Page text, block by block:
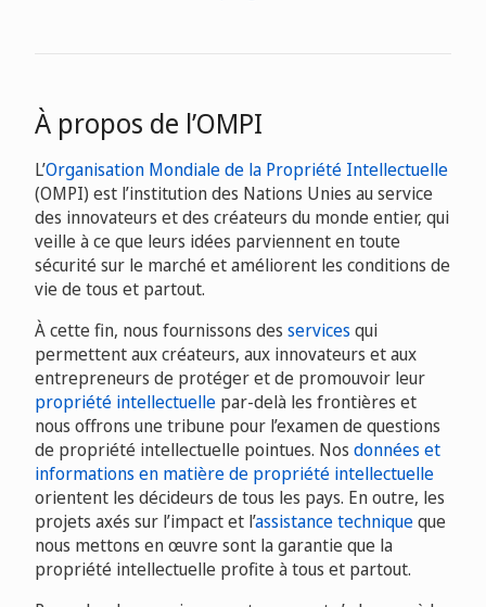
À propos de l’OMPI
L’Organisation Mondiale de la Propriété Intellectuelle
(OMPI) est l’institution des Nations Unies au service
des innovateurs et des créateurs du monde entier, qui
veille à ce que leurs idées parviennent en toute
sécurité sur le marché et améliorent les conditions de
vie de tous et partout.
À cette fin, nous fournissons des services qui
permettent aux créateurs, aux innovateurs et aux
entrepreneurs de protéger et de promouvoir leur
propriété intellectuelle par-delà les frontières et
nous offrons une tribune pour l’examen de questions
de propriété intellectuelle pointues. Nos données et
informations en matière de propriété intellectuelle
orientent les décideurs de tous les pays. En outre, les
projets axés sur l’impact et l’assistance techniqueque
nous mettons en œuvre sont la garantie que la
propriété intellectuelle profite à tous et partout.